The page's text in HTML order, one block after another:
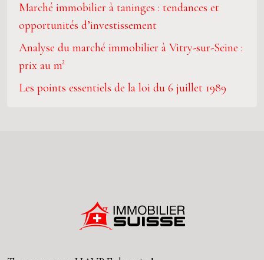
Marché immobilier à taninges : tendances et
opportunités d’investissement
Analyse du marché immobilier à Vitry-sur-Seine :
prix au m²
Les points essentiels de la loi du 6 juillet 1989